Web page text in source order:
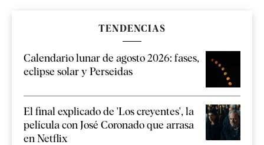
TENDENCIAS
Calendario lunar de agosto 2026: fases,
eclipse solar y Perseidas
El final explicado de 'Los creyentes', la
película con José Coronado que arrasa
en Netflix